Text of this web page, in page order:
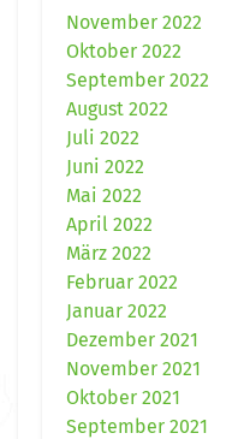
November 2022
Oktober 2022
September 2022
August 2022
Juli 2022
Juni 2022
Mai 2022
April 2022
März 2022
Februar 2022
Januar 2022
Dezember 2021
November 2021
Oktober 2021
September 2021